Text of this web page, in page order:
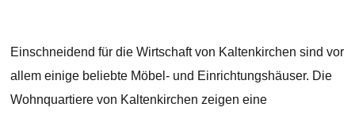
Einschneidend für die Wirtschaft von Kaltenkirchen sind vor
allem einige beliebte Möbel- und Einrichtungshäuser. Die
Wohnquartiere von Kaltenkirchen zeigen eine